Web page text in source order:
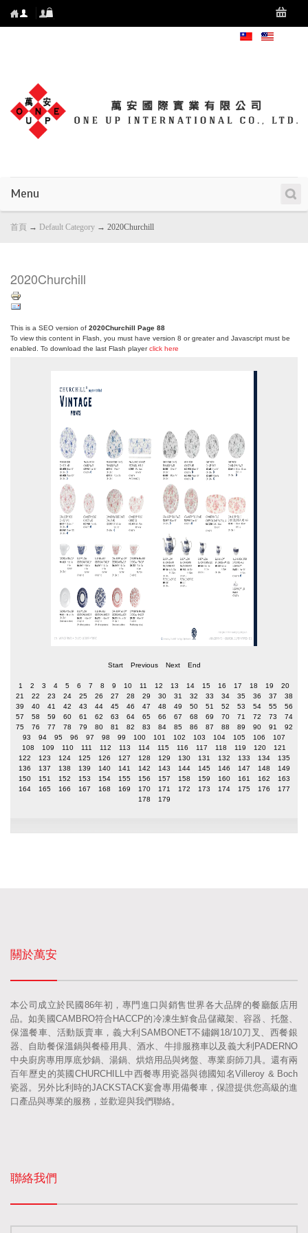
Menu
首頁 → Default Category → 2020Churchill
2020Churchill
This is a SEO version of 2020Churchill Page 88
To view this content in Flash, you must have version 8 or greater and Javascript must be
enabled. To download the last Flash playerclick here
Start Previous Next End
1 2 3 4 5 6 7 8 9 10 11 12 13 14 15 16 17 18 19
20
21
22 23 24 25 26 27 28 29 30 31 32 33 34 35 36 37
38
39
40 41 42 43 44 45 46 47 48 49 50 51 52 53 54 55
56
57
58 59 60 61 62 63 64 65 66 67 68 69 70 71 72 73
74
75
76 77 78 79 80 81 82 83 84 85 86 87 88 89 90 91
92
93
94 95 96 97 98 99 100 101 102 103 104 105 106
107
108
109 110 111 112 113 114 115 116 117 118 119 120
121
122
123 124 125 126 127 128 129 130 131 132 133 134
135
136
137 138 139 140 141 142 143 144 145 146 147 148
149
150
151 152 153 154 155 156 157 158 159 160 161 162
163
164
165 166 167 168 169 170 171 172 173 174 175 176
177
178
179
關於萬安
本公司成立於民國86年初，專門進口與銷售世界各大品牌的餐廳飯店用
品。如美國CAMBRO符合HACCP的冷凍生鮮食品儲藏架、容器、托盤、
保溫餐車、活動販賣車，義大利SAMBONET不鏽鋼18/10刀叉、西餐銀
器、自助餐保溫鍋與餐檯用具、酒水、牛排服務車以及義大利PADERNO
中央廚房專用厚底炒鍋、湯鍋、烘焙用品與烤盤、專業廚師刀具。還有兩
百年歷史的英國CHURCHILL中西餐專用瓷器與德國知名Villeroy & Boch
瓷器。另外比利時的JACKSTACK宴會專用備餐車，保證提供您高級的進
口產品與專業的服務，並歡迎與我們聯絡。
聯絡我們